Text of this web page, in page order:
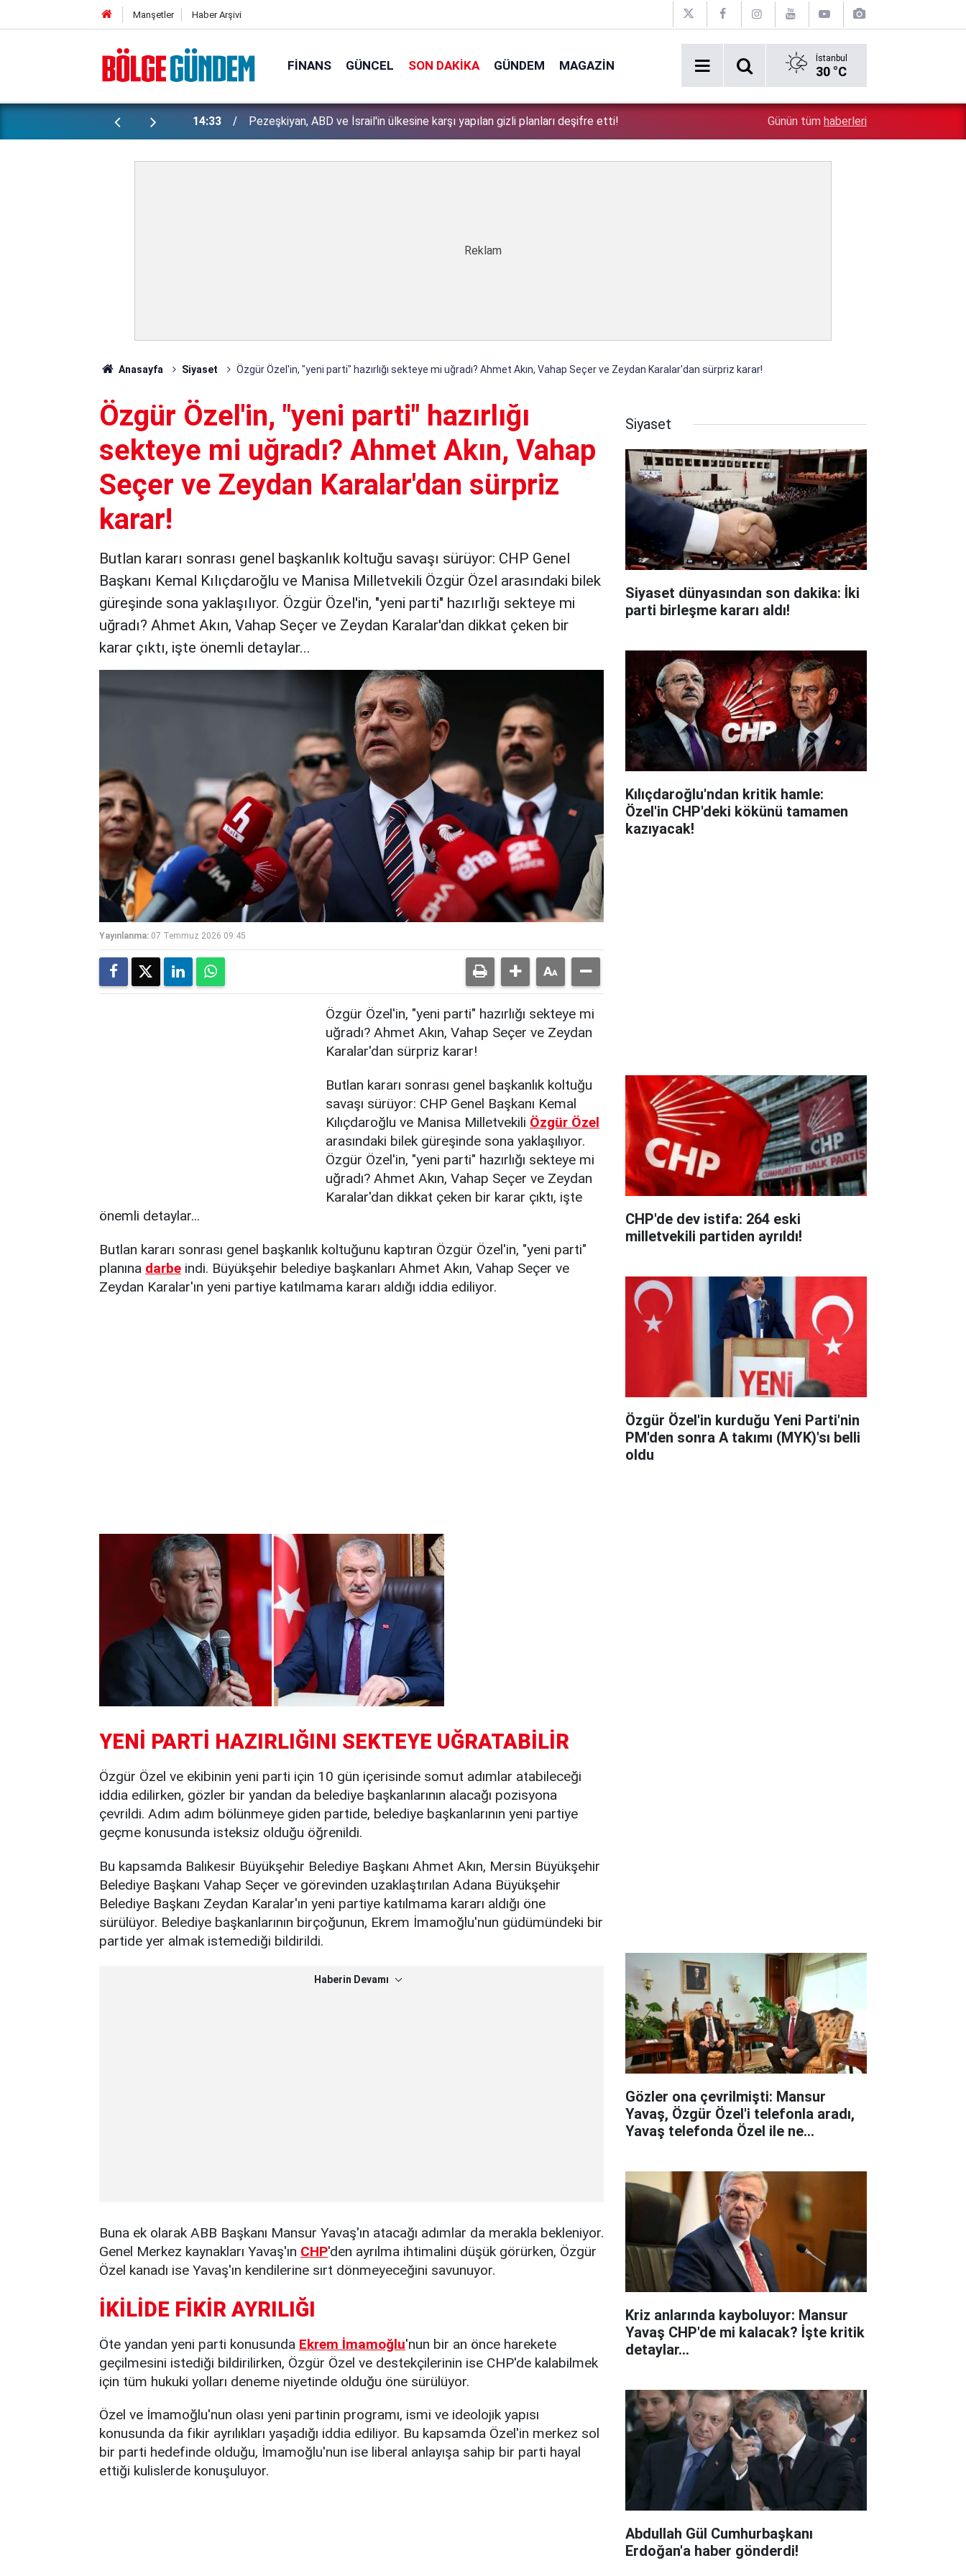
Manşetler Haber Arşivi
FINANS GÜNCEL SON DAKIKA GÜNDEM MAGAZIN İstanbul
30 °C
yapılan gizli planları deşifre etti! 13:29
Bakan Gürlek tek tek açıkladı: Çerçeve yasa'dan kimler faydalanamayacak?
İşte detaylar...
Özgür Özel'e şok! Yüzde 50 ile kazandıkları il, CHP'de
Günün tüm haberleri
Anasayfa Siyaset Özgür Özel'in, "yeni parti" hazırlığı sekteye mi uğradı? Ahmet Akın, Vahap Seçer ve Zeydan Karalar'dan sürpriz karar!
Özgür Özel'in, "yeni parti" hazırlığı
sekteye mi uğradı? Ahmet Akın, Vahap
Seçer ve Zeydan Karalar'dan sürpriz
karar!
Butlan kararı sonrası genel başkanlık koltuğu savaşı sürüyor: CHP Genel
Başkanı Kemal Kılıçdaroğlu ve Manisa Milletvekili Özgür Özel arasındaki bilek
güreşinde sona yaklaşılıyor. Özgür Özel'in, "yeni parti" hazırlığı sekteye mi
uğradı? Ahmet Akın, Vahap Seçer ve Zeydan Karalar'dan dikkat çeken bir
karar çıktı, işte önemli detaylar...
Yayınlanma: 07 Temmuz 2026 09:45
Özgür Özel'in, "yeni parti" hazırlığı sekteye mi
uğradı? Ahmet Akın, Vahap Seçer ve Zeydan
Karalar'dan sürpriz karar!
Butlan kararı sonrası genel başkanlık koltuğu
savaşı sürüyor: CHP Genel Başkanı Kemal
Kılıçdaroğlu ve Manisa Milletvekili Özgür Özel
arasındaki bilek güreşinde sona yaklaşılıyor.
Özgür Özel'in, "yeni parti" hazırlığı sekteye mi
uğradı? Ahmet Akın, Vahap Seçer ve Zeydan
Karalar'dan dikkat çeken bir karar çıktı, işte
önemli detaylar...
Butlan kararı sonrası genel başkanlık koltuğunu kaptıran Özgür Özel'in, "yeni parti"
planına darbe indi. Büyükşehir belediye başkanları Ahmet Akın, Vahap Seçer ve
Zeydan Karalar'ın yeni partiye katılmama kararı aldığı iddia ediliyor.
YENİ PARTİ HAZIRLIĞINI SEKTEYE UĞRATABİLİR
Özgür Özel ve ekibinin yeni parti için 10 gün içerisinde somut adımlar atabileceği
iddia edilirken, gözler bir yandan da belediye başkanlarının alacağı pozisyona
çevrildi. Adım adım bölünmeye giden partide, belediye başkanlarının yeni partiye
geçme konusunda isteksiz olduğu öğrenildi.
Bu kapsamda Balıkesir Büyükşehir Belediye Başkanı Ahmet Akın, Mersin Büyükşehir
Belediye Başkanı Vahap Seçer ve görevinden uzaklaştırılan Adana Büyükşehir
Belediye Başkanı Zeydan Karalar'ın yeni partiye katılmama kararı aldığı öne
sürülüyor. Belediye başkanlarının birçoğunun, Ekrem İmamoğlu'nun güdümündeki bir
partide yer almak istemediği bildirildi.
Haberin Devamı
Buna ek olarak ABB Başkanı Mansur Yavaş'ın atacağı adımlar da merakla bekleniyor.
Genel Merkez kaynakları Yavaş'ın CHP'den ayrılma ihtimalini düşük görürken, Özgür
Özel kanadı ise Yavaş'ın kendilerine sırt dönmeyeceğini savunuyor.
İKİLİDE FİKİR AYRILIĞI
Öte yandan yeni parti konusunda Ekrem İmamoğlu'nun bir an önce harekete
geçilmesini istediği bildirilirken, Özgür Özel ve destekçilerinin ise CHP'de kalabilmek
için tüm hukuki yolları deneme niyetinde olduğu öne sürülüyor.
Özel ve İmamoğlu'nun olası yeni partinin programı, ismi ve ideolojik yapısı
konusunda da fikir ayrılıkları yaşadığı iddia ediliyor. Bu kapsamda Özel'in merkez sol
bir parti hedefinde olduğu, İmamoğlu'nun ise liberal anlayışa sahip bir parti hayal
ettiği kulislerde konuşuluyor.
Siyaset
Siyaset dünyasından son dakika: İki
parti birleşme kararı aldı!
Kılıçdaroğlu'ndan kritik hamle:
Özel'in CHP'deki kökünü tamamen
kazıyacak!
CHP'de dev istifa: 264 eski
milletvekili partiden ayrıldı!
Özgür Özel'in kurduğu Yeni Parti'nin
PM'den sonra A takımı (MYK)'sı belli
oldu
Gözler ona çevrilmişti: Mansur
Yavaş, Özgür Özel'i telefonla aradı,
Yavaş telefonda Özel ile ne
Kriz anlarında kayboluyor: Mansur
Yavaş CHP'de mi kalacak? İşte kritik
detaylar...
Abdullah Gül Cumhurbaşkanı
Erdoğan'a haber gönderdi!